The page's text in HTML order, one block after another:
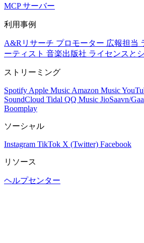
MCP サーバー
利用事例
A&Rリサーチ プロモーター 広報担当
ーティスト 音楽出版社 ライセンスと
ストリーミング
Spotify Apple Music Amazon Music
SoundCloud Tidal QQ Music JioSaavn/
Boomplay
ソーシャル
Instagram TikTok X (Twitter) Facebook
リソース
ヘルプセンター